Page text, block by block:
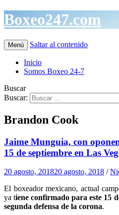
Boxeo247.com
Menú Saltar al contenido
Inicio
Somos Boxeo 24-7
Buscar
Buscar:
Brandon Cook
Jaime Munguia, con
15 de septiembre en Las
20 agosto, 201820 agosto, 2018 /
El boxeador mexicano, actual
ya tiene confirmado para este 15
segunda defensa de la corona.